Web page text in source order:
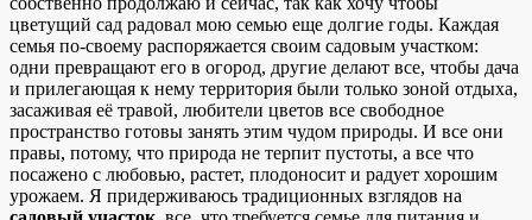
цветущий сад радовал мою семью еще долгие годы. Каждая
семья по-своему распоряжается своим садовым участком:
одни превращают его в огород, другие делают все, чтобы дача
и прилегающая к нему территория были только зоной отдыха,
засаживая её травой, любители цветов все свободное
пространство готовы занять этим чудом природы. И все они
правы, потому, что природа не терпит пустоты, а все что
посажено с любовью, растет, плодоносит и радует хорошим
урожаем. Я придерживаюсь традиционных взглядов на